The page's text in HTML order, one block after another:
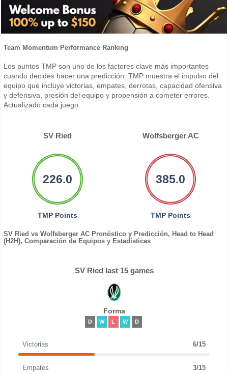
Team Momentum Performance Ranking
Los puntos TMP son uno de los factores clave más importantes
cuando decides hacer una predicción. TMP muestra el impulso del
equipo que incluye victorias, empates, derrotas, capacidad ofensiva
y defensiva, presión del equipo y propensión a cometer errores.
Actualizado cada juego.
SV Ried Wolfsberger AC
226.0
TMP Points
385.0
TMP Points
SV Ried vs Wolfsberger AC Pronóstico y Predicción, Head to Head
(H2H), Comparación de Equipos y Estadísticas
SV Ried last 15 games
Forma
D W L W D
Victorias 6/15
Empates 3/15